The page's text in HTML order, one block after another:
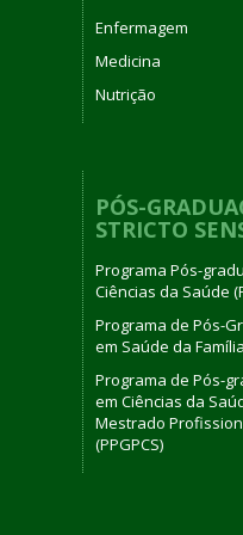
Enfermagem
Medicina
Nutrição
PÓS-
STRICTO
Programa Pós-
Ciências da Saúde
Programa de Pós-
em Saúde da
Programa de Pós-
em Ciências da
Mestrado
(PPGPCS)